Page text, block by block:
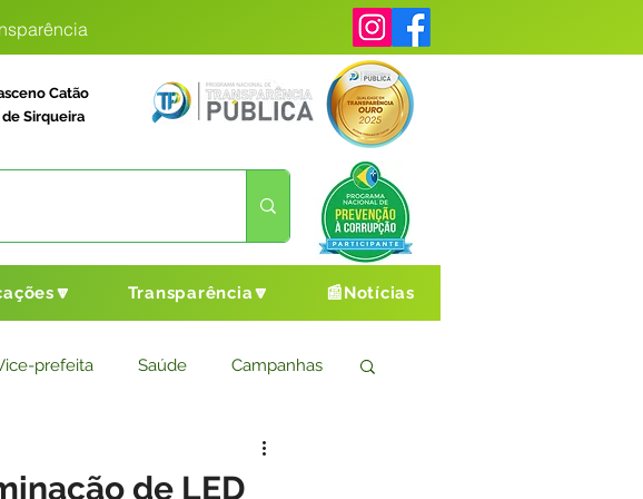
Catão
Sirqueira
Transparência🔽 📰Notícias
prefeita Saúde Campanhas
Cultura e Esporte
de LED